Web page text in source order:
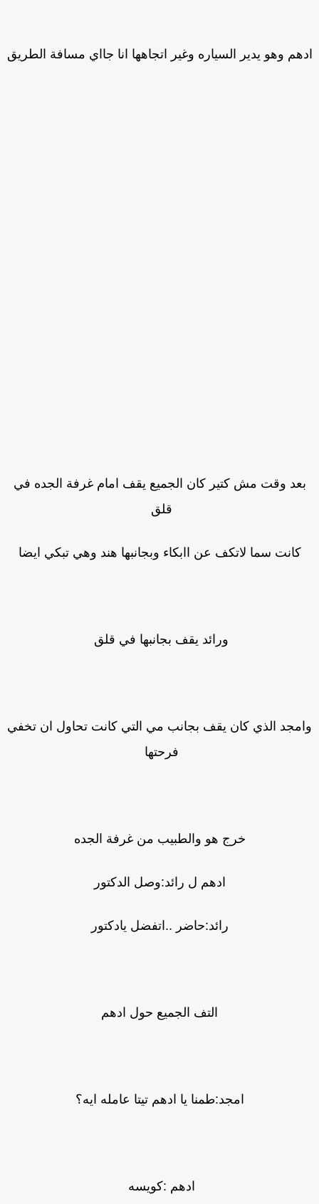
وهو يدير السياره وغير اتجاهها انا جااي مسافة الطريق
بعد وقت مش كتير كان الجميع يقف امام غرفة الجده في
قلق
كانت سما لاتكف عن اابكاء وبجانبها هند وهي تبكي ايضا
ورائد يقف بجانبها في قلق
الذي كان يقف بجانب مي التي كانت تحاول ان تخفي
فرحتها
خرج هو والطبيب من غرفة الجده
ادهم ل رائد:وصل الدكتور
رائد:حاضر ..اتفضل يادكتور
التف الجميع حول ادهم
امجد:طمنا يا ادهم تيتا عامله ايه؟
ادهم :كويسه